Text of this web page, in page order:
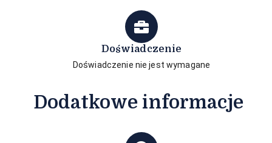
Doświadczenie
Doświadczenie nie jest wymagane
Dodatkowe informacje